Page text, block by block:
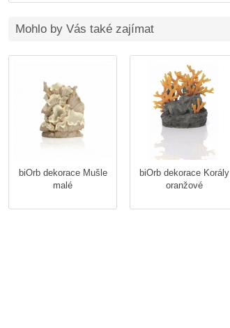
Mohlo by Vás také zajímat
biOrb dekorace Mušle
malé
biOrb dekorace Korály
oranžové